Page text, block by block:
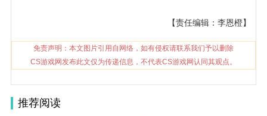
【责任编辑：李恩橙】
免责声明：本文图片引用自网络，如有侵权请联系我们予以删除
CS游戏网发布此文仅为传递信息，不代表CS游戏网认同其观点。
推荐阅读